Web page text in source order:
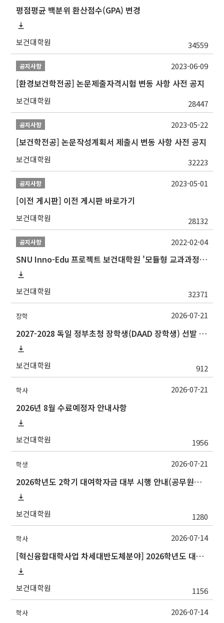
평점평균 백분위 환산점수(GPA) 변경
보건대학원 34559
공지사항
[환경보건학전공] 논문제출자격시험 변동 사항 사전 공지
보건대학원 28447
2023-06-09
공지사항
[보건학전공] 논문작성계획서 제출시 변동 사항 사전 공지
보건대학원 32223
2023-05-22
공지사항
[이전 게시판] 이전 게시판 바로가기
보건대학원 28132
2023-05-01
공지사항
SNU Inno-Edu 프로젝트 보건대학원 '모듈형 교과과정' 안내(revised 2022/2/28)
보건대학원 32371
2022-02-04
장학
2027-2028 독일 정부초청 장학생(DAAD 장학생) 선발 안내
보건대학원 912
2026-07-21
학사
2026년 8월 수료예정자 안내사항
보건대학원 1956
2026-07-21
학생
2026학년도 2학기 대여학자금 대부 시행 안내(공무원연금공단)
보건대학원 1280
2026-07-21
학사
[혁신융합대학사업 차세대반도체분야] 2026학년도 대구대학교 2학기 교류 수학 안내
보건대학원 1156
2026-07-14
학사 2026-07-14